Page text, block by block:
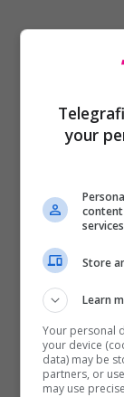
your
content
Store
Learn
Your personal
your device
data) may be
partners, or
may use